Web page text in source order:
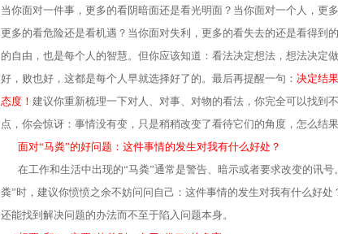
当你面对一件事，更多的看阴暗面还是看光明面？当你面对一个人，更
更多的看危险还是看机遇？当你面对失利，更多的看失去的还是看得
的自由，也是每个人的智慧。但你应该知道：看法决定想法，想法决定
好，败也好，这都是每个人早就选择好了的。最后再提醒一句： 决定结
态度！ 建议你重新梳理一下对人、对事、对物的看法，你完全可以找到
点，你会惊讶：事情没有变，只是稍稍改变了看待它们的角度，怎么结
面对“马粪”的好问题：这件事情的发生对我有什么好处？
在工作和生活中出现的“马粪”通常是警告、暗示或者要求改变的讯号
粪”时，建议你愤愤之余不妨问问自己：这件事情的发生对我有什么好处
还能找到解决问题的办法而不至于陷入问题本身。